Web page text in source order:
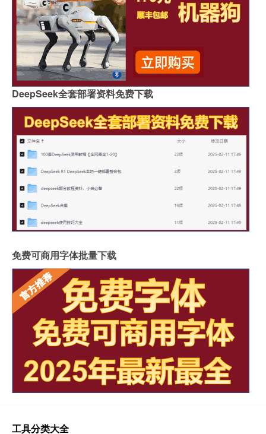
DeepSeek全套部署资料免费下载
免费可商用字体批量下载
工具分类大全